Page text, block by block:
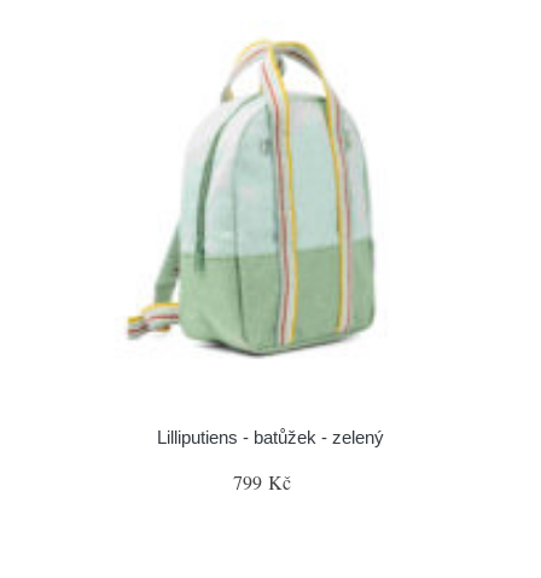
Lilliputiens - batůžek - zelený
799 Kč